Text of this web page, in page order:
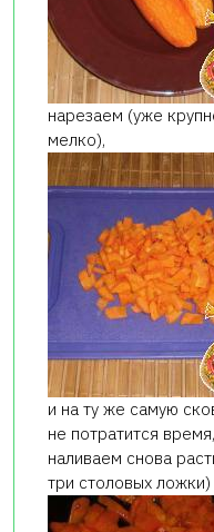
нарезаем (уже
мелко),
и на ту же самую
не потратится
наливаем снова
три столовых